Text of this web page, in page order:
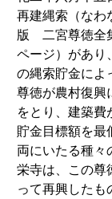
再建縄索（なわ
版 二宮尊徳全
ページ）があり
の縄索貯金によ
尊徳が農村復興
をとり、建築費
貯金目標額を最
両にいたる種々
栄寺は、この尊
って再興したも